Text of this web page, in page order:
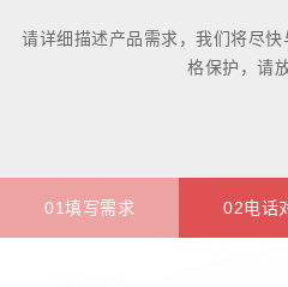
请详细描述产品需求，我们将尽
格保护，请
01填写需求 02电话